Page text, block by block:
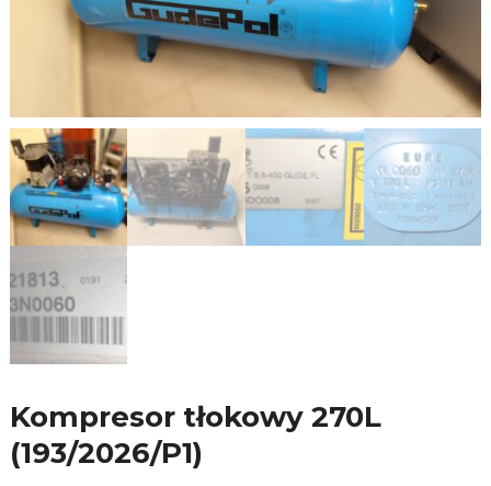
Kompresor tłokowy 270L
(193/2026/P1)